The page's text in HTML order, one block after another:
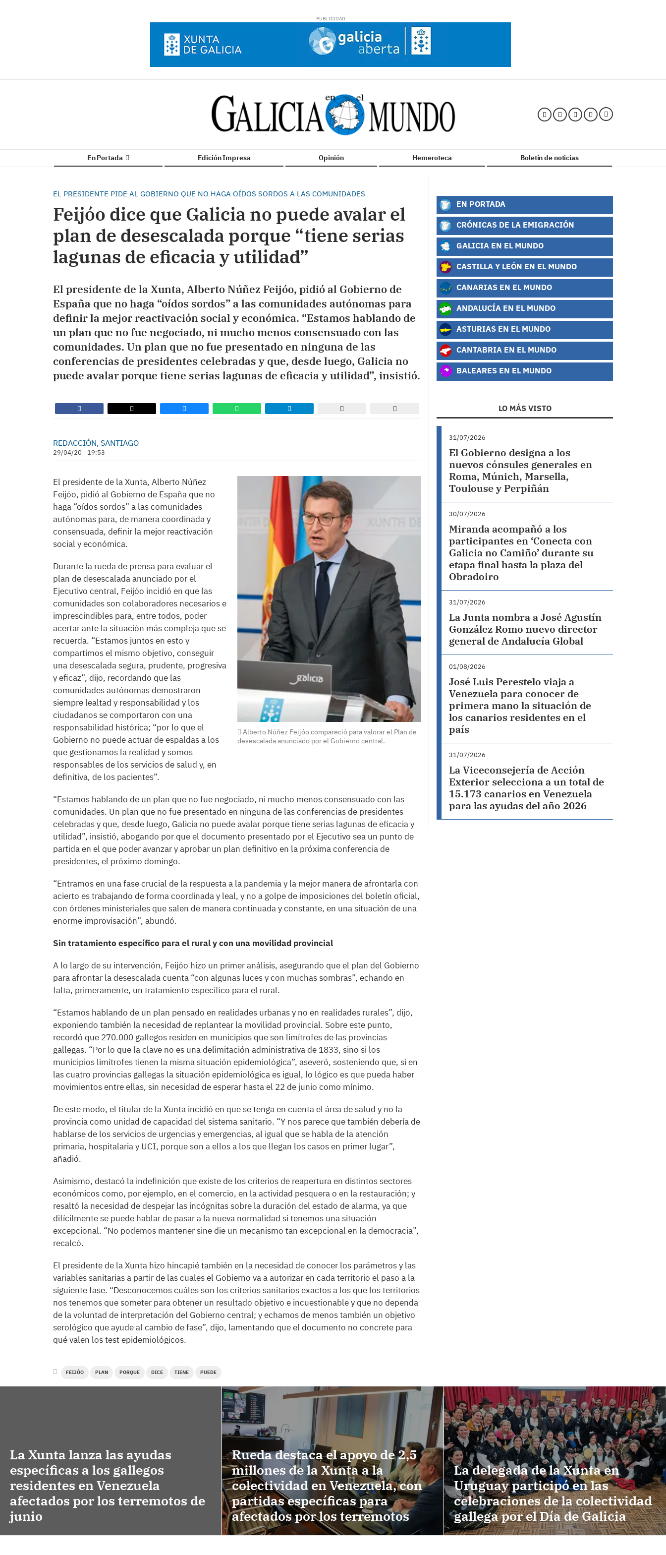
En Portada Edición Impresa Opinión Hemeroteca Boletín de noticias
EL PRESIDENTE PIDE AL GOBIERNO QUE NO HAGA OÍDOS SORDOS A LAS COMUNIDADES
Feijóo dice que Galicia no puede avalar el
plan de desescalada porque “tiene serias
lagunas de eficacia y utilidad”
El presidente de la Xunta, Alberto Núñez Feijóo, pidió al Gobierno de
España que no haga “oídos sordos” a las comunidades autónomas para
definir la mejor reactivación social y económica. “Estamos hablando de
un plan que no fue negociado, ni mucho menos consensuado con las
comunidades. Un plan que no fue presentado en ninguna de las
conferencias de presidentes celebradas y que, desde luego, Galicia no
puede avalar porque tiene serias lagunas de eficacia y utilidad”, insistió.
REDACCIÓN, SANTIAGO
29/04/20 - 19:53
Alberto Núñez Feijóo compareció para valorar el Plan de
desescalada anunciado por el Gobierno central.
El presidente de la Xunta, Alberto Núñez
Feijóo, pidió al Gobierno de España que no
haga “oídos sordos” a las comunidades
autónomas para, de manera coordinada y
consensuada, definir la mejor reactivación
social y económica.
Durante la rueda de prensa para evaluar el
plan de desescalada anunciado por el
Ejecutivo central, Feijóo incidió en que las
comunidades son colaboradores necesarios e
imprescindibles para, entre todos, poder
acertar ante la situación más compleja que se
recuerda. “Estamos juntos en esto y
compartimos el mismo objetivo, conseguir
una desescalada segura, prudente, progresiva
y eficaz”, dijo, recordando que las
comunidades autónomas demostraron
siempre lealtad y responsabilidad y los
ciudadanos se comportaron con una
responsabilidad histórica; “por lo que el
Gobierno no puede actuar de espaldas a los
que gestionamos la realidad y somos
responsables de los servicios de salud y, en
definitiva, de los pacientes”.
“Estamos hablando de un plan que no fue negociado, ni mucho menos consensuado con las
comunidades. Un plan que no fue presentado en ninguna de las conferencias de presidentes
celebradas y que, desde luego, Galicia no puede avalar porque tiene serias lagunas de eficacia y
utilidad”, insistió, abogando por que el documento presentado por el Ejecutivo sea un punto de
partida en el que poder avanzar y aprobar un plan definitivo en la próxima conferencia de
presidentes, el próximo domingo.
“Entramos en una fase crucial de la respuesta a la pandemia y la mejor manera de afrontarla con
acierto es trabajando de forma coordinada y leal, y no a golpe de imposiciones del boletín oficial,
con órdenes ministeriales que salen de manera continuada y constante, en una situación de una
enorme improvisación”, abundó.
Sin tratamiento específico para el rural y con una movilidad provincial
A lo largo de su intervención, Feijóo hizo un primer análisis, asegurando que el plan del Gobierno
para afrontar la desescalada cuenta “con algunas luces y con muchas sombras”, echando en
falta, primeramente, un tratamiento específico para el rural.
“Estamos hablando de un plan pensado en realidades urbanas y no en realidades rurales”, dijo,
exponiendo también la necesidad de replantear la movilidad provincial. Sobre este punto,
recordó que 270.000 gallegos residen en municipios que son limítrofes de las provincias
gallegas. “Por lo que la clave no es una delimitación administrativa de 1833, sino si los
municipios limítrofes tienen la misma situación epidemiológica”, aseveró, sosteniendo que, si en
las cuatro provincias gallegas la situación epidemiológica es igual, lo lógico es que pueda haber
movimientos entre ellas, sin necesidad de esperar hasta el 22 de junio como mínimo.
De este modo, el titular de la Xunta incidió en que se tenga en cuenta el área de salud y no la
provincia como unidad de capacidad del sistema sanitario. “Y nos parece que también debería de
hablarse de los servicios de urgencias y emergencias, al igual que se habla de la atención
primaria, hospitalaria y UCI, porque son a ellos a los que llegan los casos en primer lugar”,
añadió.
Asimismo, destacó la indefinición que existe de los criterios de reapertura en distintos sectores
económicos como, por ejemplo, en el comercio, en la actividad pesquera o en la restauración; y
resaltó la necesidad de despejar las incógnitas sobre la duración del estado de alarma, ya que
difícilmente se puede hablar de pasar a la nueva normalidad si tenemos una situación
excepcional. “No podemos mantener sine die un mecanismo tan excepcional en la democracia”,
recalcó.
El presidente de la Xunta hizo hincapié también en la necesidad de conocer los parámetros y las
variables sanitarias a partir de las cuales el Gobierno va a autorizar en cada territorio el paso a la
siguiente fase. “Desconocemos cuáles son los criterios sanitarios exactos a los que los territorios
nos tenemos que someter para obtener un resultado objetivo e incuestionable y que no dependa
de la voluntad de interpretación del Gobierno central; y echamos de menos también un objetivo
serológico que ayude al cambio de fase”, dijo, lamentando que el documento no concrete para
qué valen los test epidemiológicos.
FEIJÓO PLAN PORQUE DICE TIENE PUEDE
EN PORTADA
CRÓNICAS DE LA EMIGRACIÓN
GALICIA EN EL MUNDO
CASTILLA Y LEÓN EN EL MUNDO
CANARIAS EN EL MUNDO
ANDALUCÍA EN EL MUNDO
ASTURIAS EN EL MUNDO
CANTABRIA EN EL MUNDO
BALEARES EN EL MUNDO
LO MÁS VISTO
31/07/2026
El Gobierno designa a los
nuevos cónsules generales en
Roma, Múnich, Marsella,
Toulouse y Perpiñán
30/07/2026
Miranda acompañó a los
participantes en ‘Conecta con
Galicia no Camiño’ durante su
etapa final hasta la plaza del
Obradoiro
31/07/2026
La Junta nombra a José Agustín
González Romo nuevo director
general de Andalucía Global
01/08/2026
José Luis Perestelo viaja a
Venezuela para conocer de
primera mano la situación de
los canarios residentes en el
país
31/07/2026
La Viceconsejería de Acción
Exterior selecciona a un total de
15.173 canarios en Venezuela
para las ayudas del año 2026
La Xunta lanza las ayudas
específicas a los gallegos
residentes en Venezuela
afectados por los terremotos de
junio
Rueda destaca el apoyo de 2,5
millones de la Xunta a la
colectividad en Venezuela, con
partidas específicas para
afectados por los terremotos
La delegada de la Xunta en
Uruguay participó en las
celebraciones de la colectividad
gallega por el Día de Galicia